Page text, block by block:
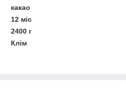
какао
12 міс
2400 г
Клім